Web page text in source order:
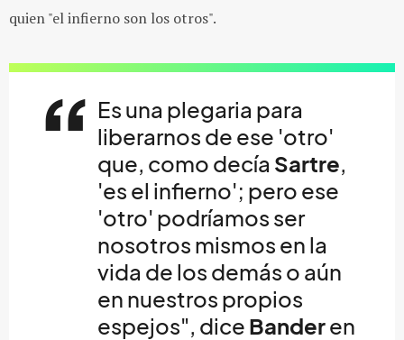
quien "el infierno son los otros".
Es una plegaria para
liberarnos de ese 'otro'
que, como decía Sartre,
'es el infierno'; pero ese
'otro' podríamos ser
nosotros mismos en la
vida de los demás o aún
en nuestros propios
espejos", dice Banderen